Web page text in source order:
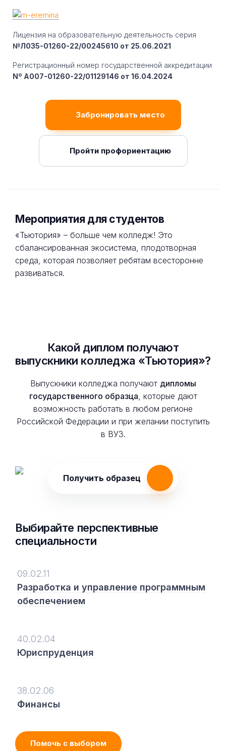
Лицензия на образовательную деятельность серия
№Л035-01260-22/00245610 от 25.06.2021
Регистрационный номер государственной аккредитации
Nº A007-01260-22/01129146 от 16.04.2024
Забронировать место
Пройти профориентацию
Мероприятия для студентов
«Тьютория» – больше чем колледж! Это
сбалансированная экосистема, плодотворная
среда, которая позволяет ребятам всесторонне
развиваться.
Какой диплом получают
выпускники колледжа «Тьютория»?
Выпускники колледжа получают дипломы
государственного образца , которые дают
возможность работать в любом регионе
Российской Федерации и при желании поступить
в ВУЗ.
Получить образец
Выбирайте перспективные
специальности
09.02.11
Разработка и управление программным
обеспечением
40.02.04
Юриспруденция
38.02.06
Финансы
Помочь с выбором